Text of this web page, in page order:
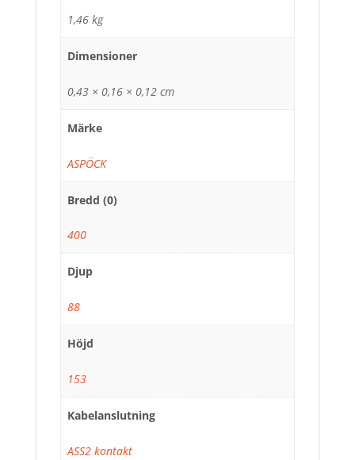
1,46 kg
Dimensioner
0,43 × 0,16 × 0,12 cm
Märke
ASPÖCK
Bredd (0)
400
Djup
88
Höjd
153
Kabelanslutning
ASS2 kontakt